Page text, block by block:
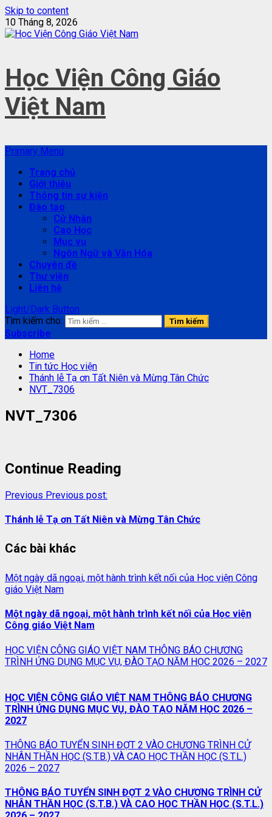
Skip to content
10 Tháng 8, 2026
Học Viện Công Giáo
Việt Nam
Primary Menu
Trang chủ
Giới thiệu
Thông tin sự kiện
Đào tạo
Cử Nhân
Cao Học
Mục vụ
Ngôn Ngữ và Văn Hóa
Chuyên đề
Thư viện
Liên hệ
Light/Dark Button
Tìm kiếm cho:
Subscribe
Home
Tin tức Học viện
Thánh lễ Tạ ơn Tất Niên và Mừng Tân Chức
NVT_7306
NVT_7306
Continue Reading
Previous Previous post:
Thánh lễ Tạ ơn Tất Niên và Mừng Tân Chức
Các bài khác
Một ngày dã ngoại, một hành trình kết nối của Học viện Công
giáo Việt Nam
Một ngày dã ngoại, một hành trình kết nối của Học viện
Công giáo Việt Nam
HỌC VIỆN CÔNG GIÁO VIỆT NAM THÔNG BÁO CHƯƠNG
TRÌNH ỨNG DỤNG MỤC VỤ, ĐÀO TẠO NĂM HỌC 2026 – 2027
HỌC VIỆN CÔNG GIÁO VIỆT NAM THÔNG BÁO CHƯƠNG
TRÌNH ỨNG DỤNG MỤC VỤ, ĐÀO TẠO NĂM HỌC 2026 –
2027
THÔNG BÁO TUYỂN SINH ĐỢT 2 VÀO CHƯƠNG TRÌNH CỬ
NHÂN THẦN HỌC (S.T.B.) VÀ CAO HỌC THẦN HỌC (S.T.L.)
2026 – 2027
THÔNG BÁO TUYỂN SINH ĐỢT 2 VÀO CHƯƠNG TRÌNH CỬ
NHÂN THẦN HỌC (S.T.B.) VÀ CAO HỌC THẦN HỌC (S.T.L.)